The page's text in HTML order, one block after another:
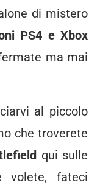
di mistero
PS4 e Xbox
ma mai
al piccolo
che troverete
qui sulle
volete, fateci